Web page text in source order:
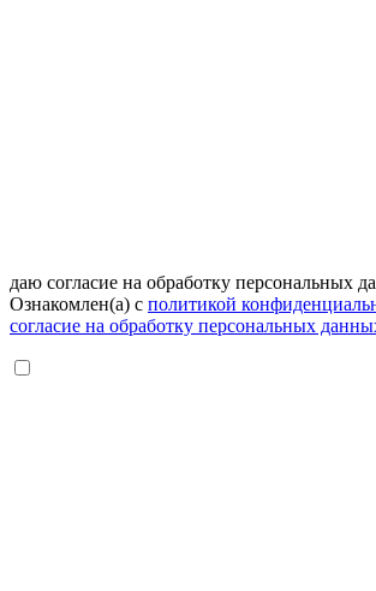
даю согласие на обработку персональных
Ознакомлен(а) с политикой
согласие на обработку персональных